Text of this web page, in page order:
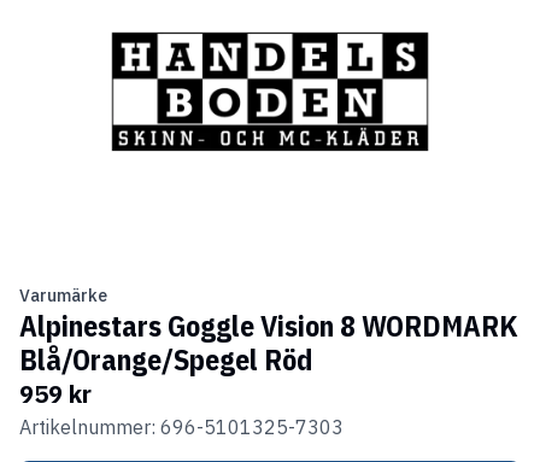
Varumärke
Alpinestars Goggle Vision 8 WORDMARK
Blå/Orange/Spegel Röd
959 kr
Artikelnummer: 696-5101325-7303